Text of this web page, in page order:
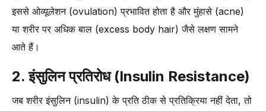
इससे ओव्यूलेशन (ovulation) प्रभावित होता है और मुंहासे (acne)
या शरीर पर अधिक बाल (excess body hair) जैसे लक्षण सामने
आते हैं।
2. इंसुलिन प्रतिरोध (Insulin Resistance)
जब शरीर इंसुलिन (insulin) के प्रति ठीक से प्रतिक्रिया नहीं देता, तो